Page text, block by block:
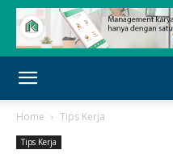
Home Tips Kerja
Tips Kerja